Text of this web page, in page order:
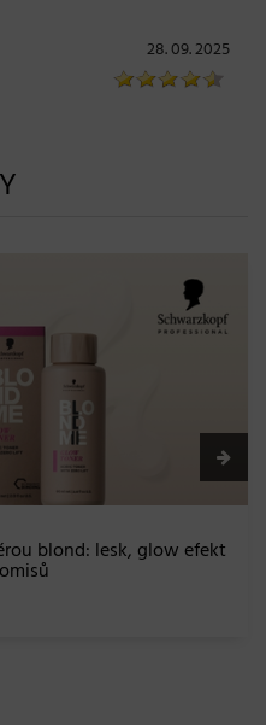
28. 09. 2025
blond: lesk, glow efekt